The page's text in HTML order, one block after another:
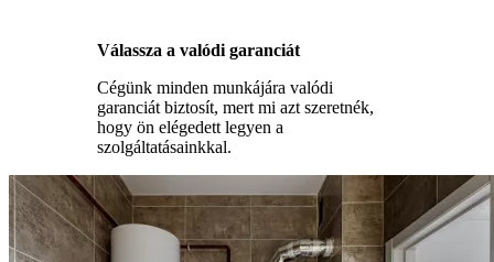
Válassza a valódi garanciát
Cégünk minden munkájára valódi
garanciát biztosít, mert mi azt szeretnék,
hogy ön elégedett legyen a
szolgáltatásainkkal.